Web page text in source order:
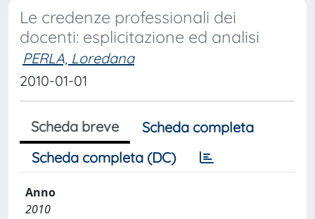
Le credenze professionali dei
docenti: esplicitazione ed analisi
PERLA, Loredana
2010-01-01
Scheda breve
Scheda completa
Scheda completa (DC)
Anno
2010